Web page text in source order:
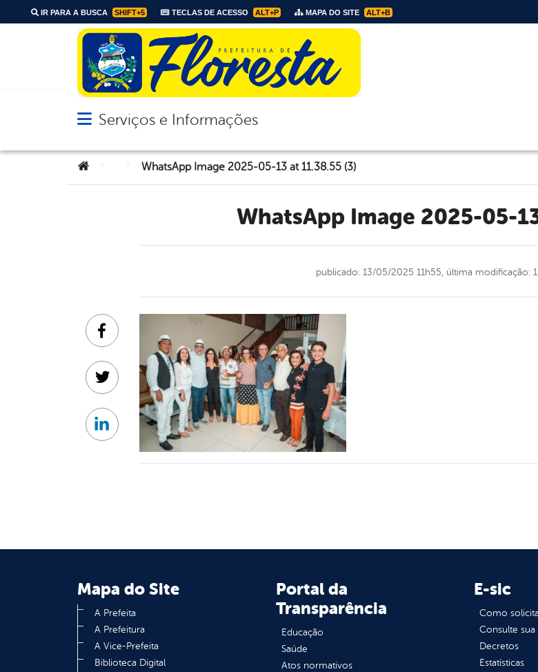
IR PARA A BUSCA SHIFT+5 TECLAS DE ACESSO ALT+P MAPA DO SITE ALT+B
Abrir menu principal de navegação
Serviços e Informações
Você está aqui:WhatsApp Image 2025-05-13 at 11.38.55 (3)
WhatsApp Image 2025-05-
publicado: 13/05/2025 11h55, última modificação:
Facebook
Twitter
Linkedin
Mapa do Site
A Prefeita
A Prefeitura
A Vice-Prefeita
Biblioteca Digital
Portal da
Transparência
Educação
Saúde
Atos normativos
E-sic
Como
Consulte sua
Decretos
Estatísticas